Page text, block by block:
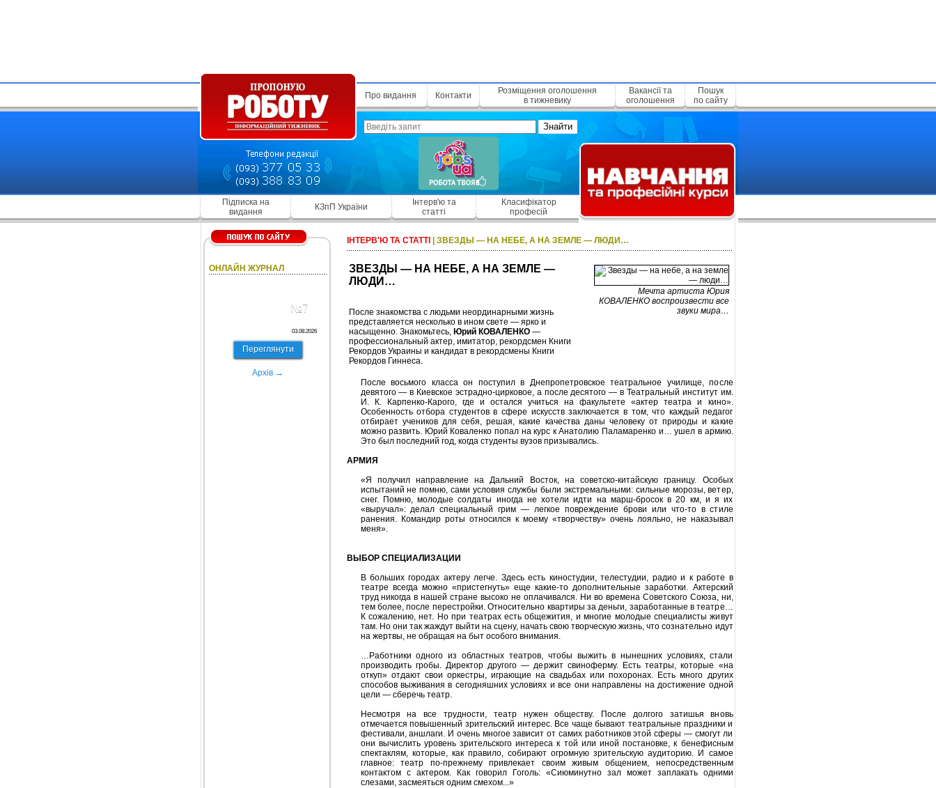
Знайти
Про видання Контакти
Розміщення оголошення
в тижневику
Вакансії та
оголошення
Пошук
по сайту
Підписка на
видання
КЗпП України
Інтерв'ю та
статті
Класифікатор
професій
ОНЛАЙН ЖУРНАЛ
№7
03.08.2026
Переглянути
Архів →
ІНТЕРВ'Ю ТА СТАТТІ ЗВЕЗДЫ — НА НЕБЕ, А НА ЗЕМЛЕ — ЛЮДИ…
ЗВЕЗДЫ — НА НЕБЕ, А НА ЗЕМЛЕ —
ЛЮДИ…
После знакомства с людьми неординарными жизнь
представляется несколько в ином свете — ярко и
насыщенно. Знакомьтесь, Юрий КОВАЛЕНКО—
профессиональный актер, имитатор, рекордсмен Книги
Рекордов Украины и кандидат в рекордсмены Книги
Рекордов Гиннеса.
Мечта артиста Юрия
КОВАЛЕНКО воспроизвести все
звуки мира…
После восьмого класса он поступил в Днепропетровское театральное училище, после
девятого — в Киевское эстрадно-цирковое, а после десятого — в Театральный институт им.
И. К. Карпенко-Карого, где и остался учиться на факультете «актер театра и кино».
Особенность отбора студентов в сфере искусств заключается в том, что каждый педагог
отбирает учеников для себя, решая, какие качества даны человеку от природы и какие
можно развить. Юрий Коваленко попал на курс к Анатолию Паламаренко и… ушел в армию.
Это был последний год, когда студенты вузов призывались.
АРМИЯ
«Я получил направление на Дальний Восток, на советско-китайскую границу. Особых
испытаний не помню, сами условия службы были экстремальными: сильные морозы, ветер,
снег. Помню, молодые солдаты иногда не хотели идти на марш-бросок в 20 км, и я их
«выручал»: делал специальный грим — легкое повреждение брови или что-то в стиле
ранения. Командир роты относился к моему «творчеству» очень лояльно, не наказывал
меня».
ВЫБОР СПЕЦИАЛИЗАЦИИ
В больших городах актеру легче. Здесь есть киностудии, телестудии, радио и к работе в
театре всегда можно «пристегнуть» еще какие-то дополнительные заработки. Актерский
труд никогда в нашей стране высоко не оплачивался. Ни во времена Советского Союза, ни,
тем более, после перестройки. Относительно квартиры за деньги, заработанные в театре…
К сожалению, нет. Но при театрах есть общежития, и многие молодые специалисты живут
там. Но они так жаждут выйти на сцену, начать свою творческую жизнь, что сознательно идут
на жертвы, не обращая на быт особого внимания.
…Работники одного из областных театров, чтобы выжить в нынешних условиях, стали
производить гробы. Директор другого — держит свиноферму. Есть театры, которые «на
откуп» отдают свои оркестры, играющие на свадьбах или похоронах. Есть много других
способов выживания в сегодняшних условиях и все они направлены на достижение одной
цели — сберечь театр.
Несмотря на все трудности, театр нужен обществу. После долгого затишья вновь
отмечается повышенный зрительский интерес. Все чаще бывают театральные праздники и
фестивали, аншлаги. И очень многое зависит от самих работников этой сферы — смогут ли
они вычислить уровень зрительского интереса к той или иной постановке, к бенефисным
спектаклям, которые, как правило, собирают огромную зрительскую аудиторию. И самое
главное: театр по-прежнему привлекает своим живым общением, непосредственным
контактом с актером. Как говорил Гоголь: «Сиюминутно зал может заплакать одними
слезами, засмеяться одним смехом...»